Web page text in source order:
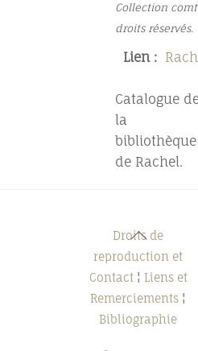
Collection
droits réservés.
Lien :
Catalogue
la
bibliothèque
de Rachel.
Back
To
Top
Droits de
reproduction et
Contact¦ Liens et
Remerciements ¦
Bibliographie